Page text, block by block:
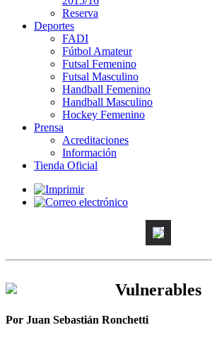
Reserva
Deportes
FADI
Fútbol Amateur
Futsal Femenino
Futsal Masculino
Handball Femenino
Handball Masculino
Hockey Femenino
Prensa
Acreditaciones
Información
Tienda Oficial
Vulnerables
Por Juan Sebastián Ronchetti